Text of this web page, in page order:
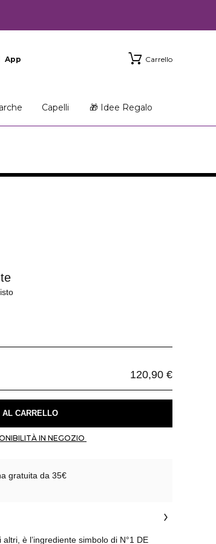
App Carrello
Capelli 🎁 Idee Regalo
120,90 €
AGGIUNGI AL CARRELLO
gratuita da 35€
è l’ingrediente simbolo di N°1 DE